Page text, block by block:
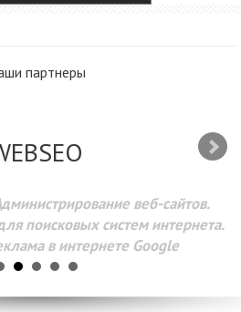
партнеры
веб-сайтов.
поисковых систем интернета.
в интернете Google